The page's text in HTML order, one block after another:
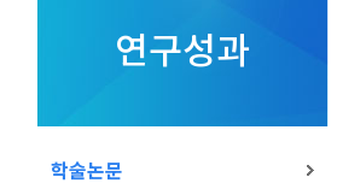
연구성과
학술논문